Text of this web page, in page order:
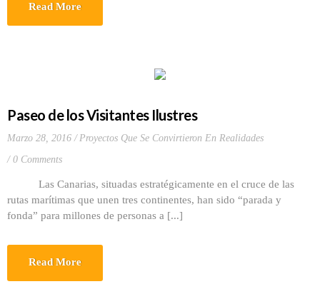
Read More
Paseo de los Visitantes Ilustres
Marzo 28, 2016
Proyectos Que Se Convirtieron En Realidades
0 Comments
Las Canarias, situadas estratégicamente en el cruce de las
rutas marítimas que unen tres continentes, han sido “parada y
fonda” para millones de personas a [...]
Read More